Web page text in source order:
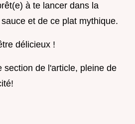
à te lancer dans la
et de ce plat mythique.
délicieux !
section de l'article, pleine de